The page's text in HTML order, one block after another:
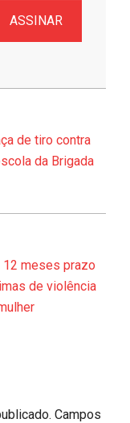
ASSINAR
de tiro contra
da Brigada
12 meses prazo
de violência
Campos